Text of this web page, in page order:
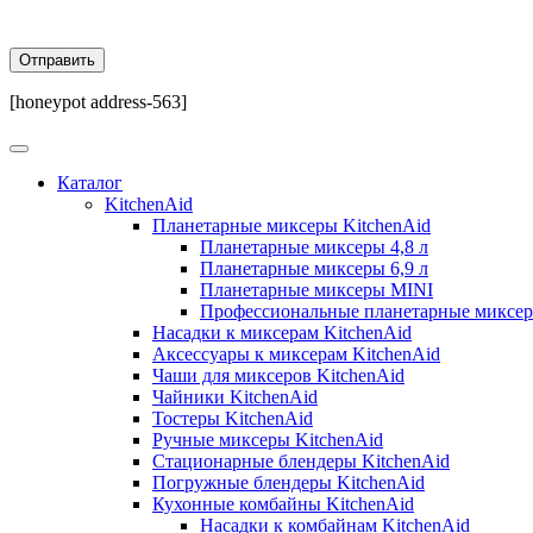
[honeypot address-563]
Каталог
KitchenAid
Планетарные миксеры KitchenAid
Планетарные миксеры 4,8 л
Планетарные миксеры 6,9 л
Планетарные миксеры MINI
Профессиональные планетарные
Насадки к миксерам KitchenAid
Аксессуары к миксерам KitchenAid
Чаши для миксеров KitchenAid
Чайники KitchenAid
Тостеры KitchenAid
Ручные миксеры KitchenAid
Стационарные блендеры KitchenAid
Погружные блендеры KitchenAid
Кухонные комбайны KitchenAid
Насадки к комбайнам KitchenAid